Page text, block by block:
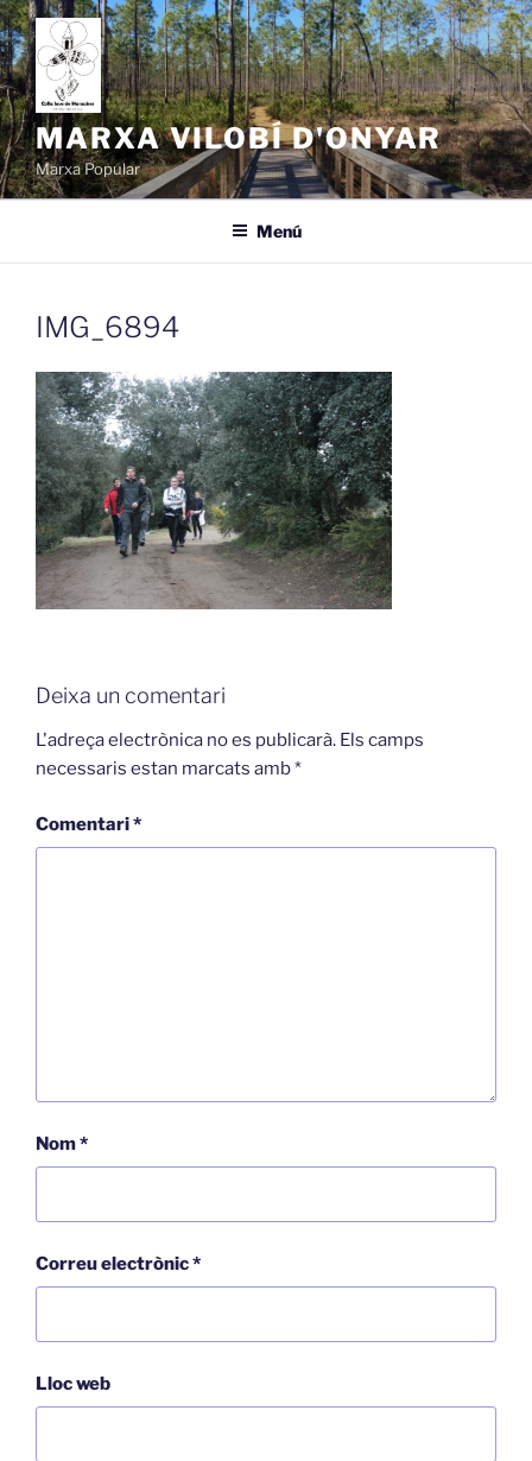
Vés
al
contingut
MARXA VILOBÍ D'ONYAR
Marxa Popular
Menú
IMG_6894
Deixa un comentari
L'adreça electrònica no es publicarà. Els camps
necessaris estan marcats amb*
Comentari*
Nom*
Correu electrònic*
Lloc web